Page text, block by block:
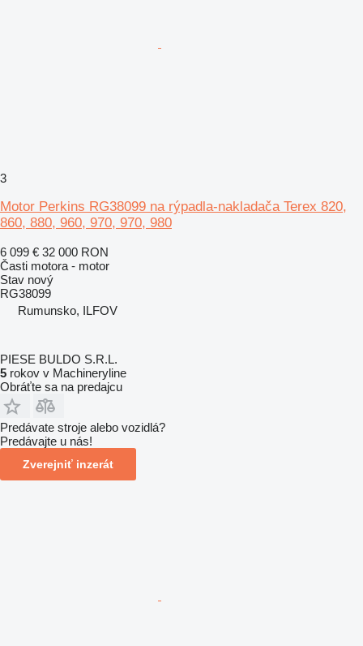
3
Motor Perkins RG38099 na rýpadla-nakladača Terex 820,
860, 880, 960, 970, 970, 980
6 099 € 32 000 RON
Časti motora - motor
Stav nový
RG38099
Rumunsko, ILFOV
PIESE BULDO S.R.L.
5 rokov v Machineryline
Obráťte sa na predajcu
Predávate stroje alebo vozidlá?
Predávajte u nás!
Zverejniť inzerát